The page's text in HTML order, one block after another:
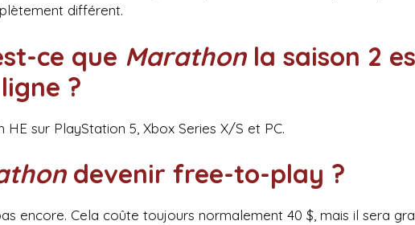
différent.
ce que Marathonla saison 2
?
HE sur PlayStation 5, Xbox Series X/S et PC.
devenir free-to-play ?
encore. Cela coûte toujours normalement 40 $, mais il sera